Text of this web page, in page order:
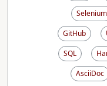
Selenium
GitHub
SQL
AsciiDoc